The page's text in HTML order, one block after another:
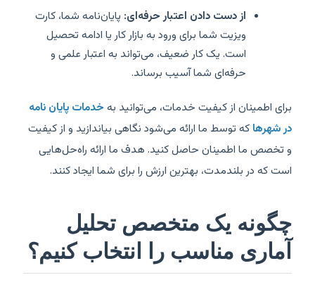
از دست دادن اعتبار حرفه‌ای:پایان‌نامه شما، کارت
ویزیت شما برای ورود به بازار کار یا ادامه تحصیل
است. یک کار ضعیف، می‌تواند به اعتبار علمی و
حرفه‌ای شما آسیب برساند.
برای اطمینان از کیفیت خدمات، می‌توانید بهخدمات پایان نامه
در شهرهاکه توسط ما ارائه می‌شود نگاهی بیاندازید و از کیفیت
و تخصص ما اطمینان حاصل کنید. هدف ما ارائه راه‌حل‌هایی
است که در بلندمدت، بهترین ارزش را برای شما ایجاد کنند.
چگونه یک متخصص تحلیل
آماری مناسب را انتخاب کنیم؟